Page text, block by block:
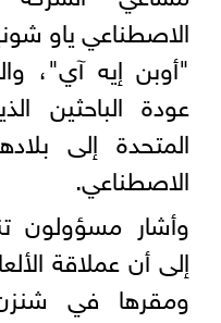
الاصطناعي ياو
"أوبن إيه آي"،
عودة الباحثين
المتحدة إلى
الاصطناعي.
وأشار مسؤولون
إلى أن عملاقة
ومقرها في